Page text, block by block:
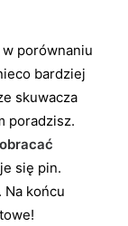
porównaniu
bardziej
skuwacza
poradzisz.
się pin.
Na końcu